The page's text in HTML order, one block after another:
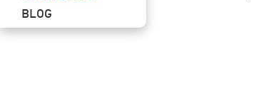
BLOG